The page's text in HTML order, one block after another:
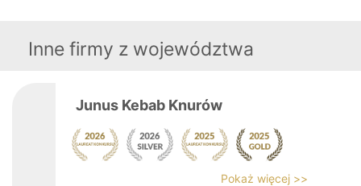
Inne firmy z województwa
Junus Kebab Knurów
Pokaż więcej >>